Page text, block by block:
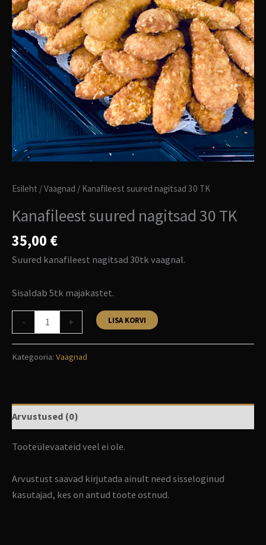
Esileht /Vaagnad / Kanafileest suured nagitsad 30 TK
Kanafileest suured nagitsad 30 TK
35,00 €
Suured kanafileest nagitsad 30tk vaagnal.
Sisaldab 5tk majakastet.
- + LISA KORVI
Kategooria: Vaagnad
Arvustused (0)
Tooteülevaateid veel ei ole.
Arvustust saavad kirjutada ainult need sisseloginud
kasutajad, kes on antud toote ostnud.